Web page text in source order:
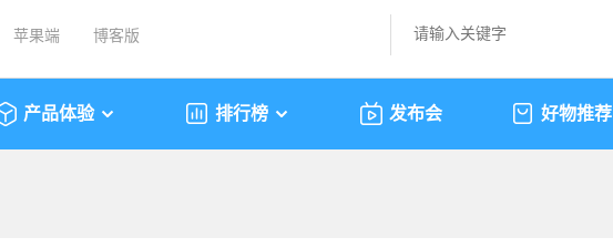
苹果端 博客版
产品体验 排行榜 发布会 好物推荐